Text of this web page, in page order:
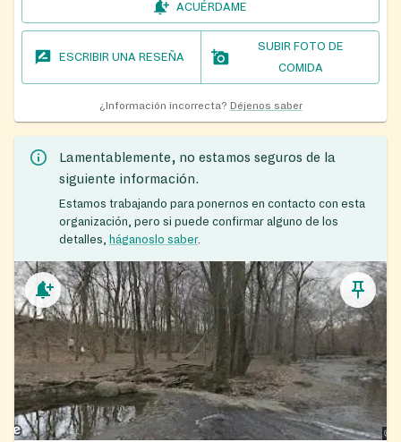
ACUÉRDAME
ESCRIBIR UNA RESEÑA
SUBIR FOTO DE
COMIDA
¿Información incorrecta? Déjenos saber
Lamentablemente, no estamos seguros de la
siguiente información.
Estamos trabajando para ponernos en contacto con esta
organización, pero si puede confirmar alguno de los
detalles, háganoslo saber.